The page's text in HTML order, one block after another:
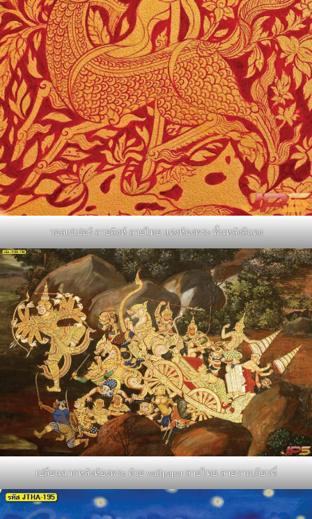
วอลเปเปอร์ ลายสิงห์ ลายไทย แต่งห้องพระ พื้นหลังสีแดง
เปลี่ยนฉากหลังห้องพระ ด้วย wallpaper ลายไทย ลายรามเกียรติ์